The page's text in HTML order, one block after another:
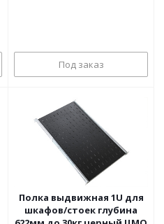
Под заказ
Полка выдвижная 1U для
шкафов/стоек глубина